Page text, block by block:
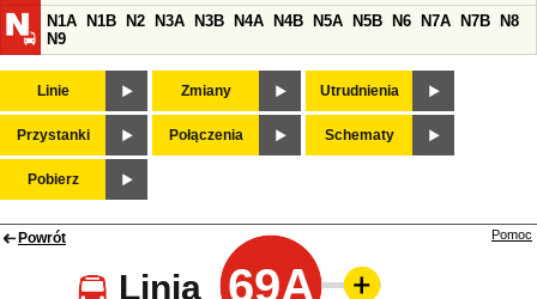
N1A
N1B N2 N3A N3B N4A N4B N5A N5B N6 N7A N7B
N8
N9
Linie Zmiany Utrudnienia
Przystanki Połączenia Schematy
Pobierz
Powrót
Linia 69A
Pomoc